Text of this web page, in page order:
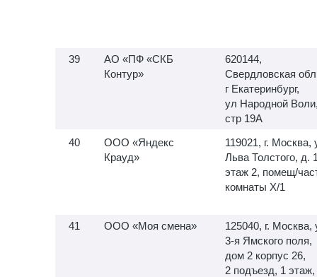
АО «ПФ «СКБ
Контур»
620144,
Свердловская
г Екатеринбург,
ул Народной
стр 19А
ООО «Яндекс
Крауд»
119021, г. Москва,
Льва Толстого, д.
этаж 2, помещ/
комнаты X/1
ООО «Моя смена»
125040, г. Москва,
3-я Ямского поля,
дом 2 корпус 26,
2 подъезд, 1 этаж,